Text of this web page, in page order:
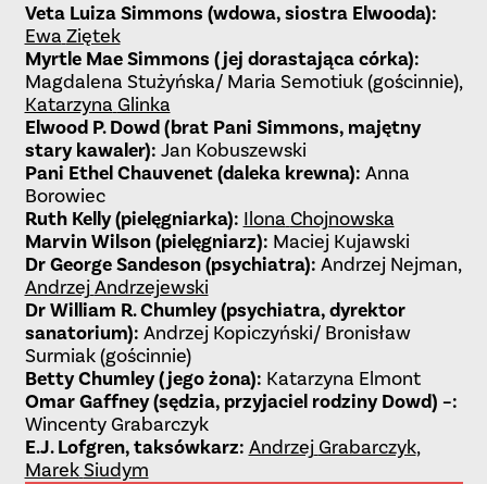
Veta Luiza Simmons (wdowa, siostra Elwooda):
Ewa Ziętek
Myrtle Mae Simmons (jej dorastająca córka):
Magdalena Stużyńska/ Maria Semotiuk (gościnnie),
Katarzyna Glinka
Elwood P. Dowd (brat Pani Simmons, majętny
stary kawaler): Jan Kobuszewski
Pani Ethel Chauvenet (daleka krewna): Anna
Borowiec
Ruth Kelly (pielęgniarka): Ilona Chojnowska
Marvin Wilson (pielęgniarz): Maciej Kujawski
Dr George Sandeson (psychiatra): Andrzej Nejman,
Andrzej Andrzejewski
Dr William R. Chumley (psychiatra, dyrektor
sanatorium): Andrzej Kopiczyński/ Bronisław
Surmiak (gościnnie)
Betty Chumley (jego żona): Katarzyna Elmont
Omar Gaffney (sędzia, przyjaciel rodziny Dowd) –:
Wincenty Grabarczyk
E.J. Lofgren, taksówkarz: Andrzej Grabarczyk,
Marek Siudym